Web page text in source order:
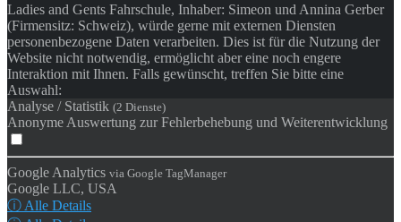
Ladies and Gents Fahrschule, Inhaber: Simeon und Annina Gerber
(Firmensitz: Schweiz), würde gerne mit externen Diensten
personenbezogene Daten verarbeiten. Dies ist für die Nutzung der
Website nicht notwendig, ermöglicht aber eine noch engere
Interaktion mit Ihnen. Falls gewünscht, treffen Sie bitte eine
Auswahl:
Analyse / Statistik (2 Dienste)
Anonyme Auswertung zur Fehlerbehebung und Weiterentwicklung
Google Analytics via Google TagManager
Google LLC, USA
ⓘ Alle Details